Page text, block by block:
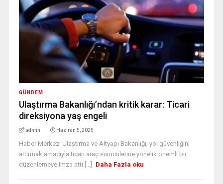
GÜNDEM
Ulaştırma Bakanlığı’ndan kritik karar: Ticari
direksiyona yaş engeli
admin Haziran 5, 2025
Haber Merkezi Ulaştırma ve Altyapı Bakanlığı, yol güvenliğini
artırmak amacıyla ticari araç sürücülerine yönelik önemli bir
düzenlemeye imza attı [...]
Daha Fazla oku